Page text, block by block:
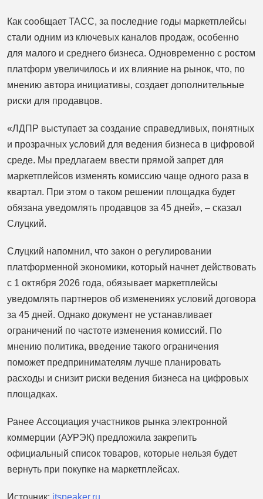
Как сообщает ТАСС, за последние годы маркетплейсы
стали одним из ключевых каналов продаж, особенно
для малого и среднего бизнеса. Одновременно с ростом
платформ увеличилось и их влияние на рынок, что, по
мнению автора инициативы, создает дополнительные
риски для продавцов.
«ЛДПР выступает за создание справедливых, понятных
и прозрачных условий для ведения бизнеса в цифровой
среде. Мы предлагаем ввести прямой запрет для
маркетплейсов изменять комиссию чаще одного раза в
квартал. При этом о таком решении площадка будет
обязана уведомлять продавцов за 45 дней», – сказал
Слуцкий.
Слуцкий напомнил, что закон о регулировании
платформенной экономики, который начнет действовать
с 1 октября 2026 года, обязывает маркетплейсы
уведомлять партнеров об изменениях условий договора
за 45 дней. Однако документ не устанавливает
ограничений по частоте изменения комиссий. По
мнению политика, введение такого ограничения
поможет предпринимателям лучше планировать
расходы и снизит риски ведения бизнеса на цифровых
площадках.
Ранее Ассоциация участников рынка электронной
коммерции (АУРЭК) предложила закрепить
официальный список товаров, которые нельзя будет
вернуть при покупке на маркетплейсах.
Источник: itspeaker.ru